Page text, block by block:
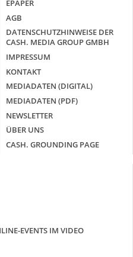
EPAPER
AGB
DATENSCHUTZHINWEISE DER
CASH. MEDIA GROUP GMBH
IMPRESSUM
KONTAKT
MEDIADATEN (DIGITAL)
MEDIADATEN (PDF)
NEWSLETTER
ÜBER UNS
CASH. GROUNDING PAGE
EVENTS IM VIDEO